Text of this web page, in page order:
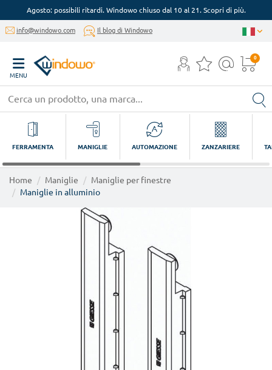
Agosto: possibili ritardi. Windowo chiuso dal 10 al 21. Scopri di più.
info@windowo.com Il blog di Windowo
MENU
0
FERRAMENTA MANIGLIE AUTOMAZIONE ZANZARIERE
Home Maniglie
Maniglie per finestre
Maniglie in alluminio